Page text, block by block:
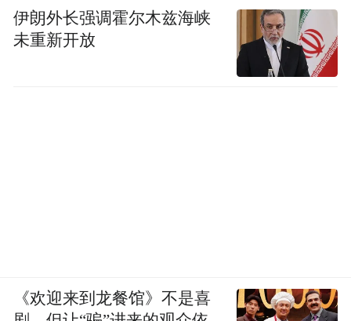
伊朗外长强调霍尔木兹海峡
未重新开放
《欢迎来到龙餐馆》不是喜